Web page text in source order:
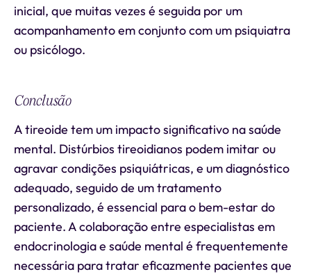
inicial, que muitas vezes é seguida por um
acompanhamento em conjunto com um psiquiatra
ou psicólogo.
Conclusão
A tireoide tem um impacto significativo na saúde
mental. Distúrbios tireoidianos podem imitar ou
agravar condições psiquiátricas, e um diagnóstico
adequado, seguido de um tratamento
personalizado, é essencial para o bem-estar do
paciente. A colaboração entre especialistas em
endocrinologia e saúde mental é frequentemente
necessária para tratar eficazmente pacientes que